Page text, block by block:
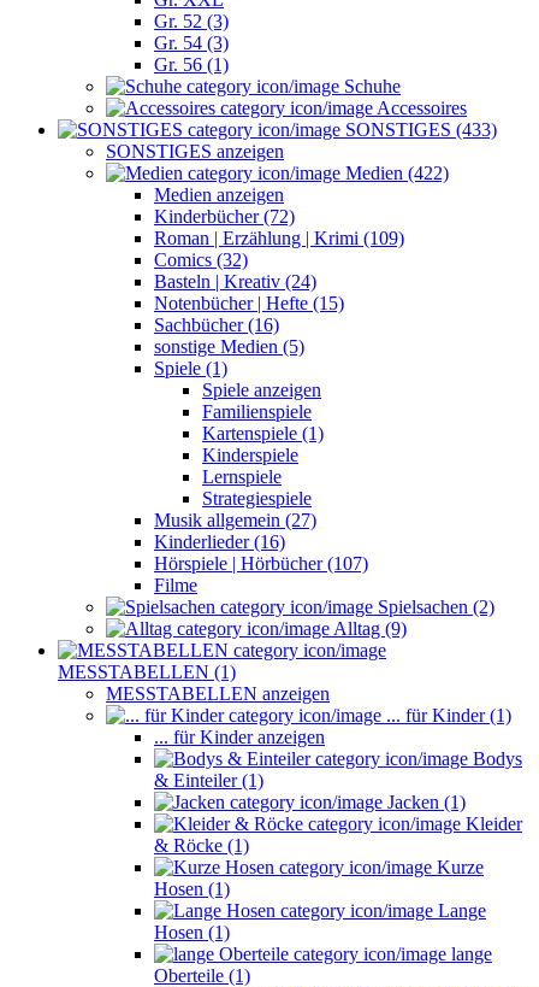
Gr. 52 (3)
Gr. 54 (3)
Gr. 56 (1)
Schuhe
Accessoires
SONSTIGES (433)
SONSTIGES anzeigen
Medien (422)
Medien anzeigen
Kinderbücher (72)
Roman | Erzählung | Krimi (109)
Comics (32)
Basteln | Kreativ (24)
Notenbücher | Hefte (15)
Sachbücher (16)
sonstige Medien (5)
Spiele (1)
Spiele anzeigen
Familienspiele
Kartenspiele (1)
Kinderspiele
Lernspiele
Strategiespiele
Musik allgemein (27)
Kinderlieder (16)
Hörspiele | Hörbücher (107)
Filme
Spielsachen (2)
Alltag (9)
MESSTABELLEN (1)
MESSTABELLEN anzeigen
... für Kinder (1)
... für Kinder anzeigen
Bodys
& Einteiler (1)
Jacken (1)
Kleider
& Röcke (1)
Kurze
Hosen (1)
Lange
Hosen (1)
lange
Oberteile (1)